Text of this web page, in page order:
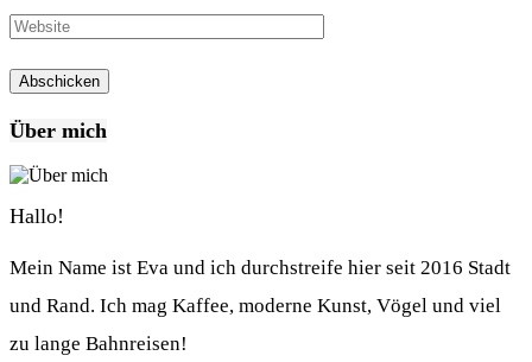
Über mich
Hallo!
Mein Name ist Eva und ich durchstreife hier seit 2016 Stadt
und Rand. Ich mag Kaffee, moderne Kunst, Vögel und viel
zu lange Bahnreisen!